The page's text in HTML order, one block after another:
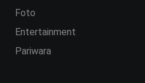
Foto
Entertainment
Pariwara